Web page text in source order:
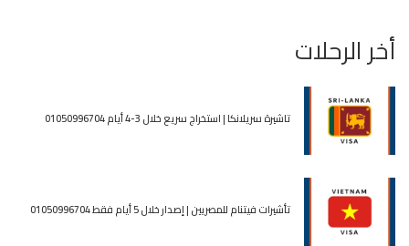
أخر الرحلات
تاشيرة سريلانكا | استخراج سريع خلال 3-4 أيام 01050996704
تأشيرات فيتنام للمصريين | إصدار خلال 5 أيام فقط 01050996704